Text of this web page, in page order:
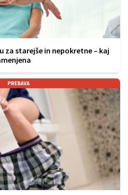
za starejše in nepokretne – kaj
PREBAVA